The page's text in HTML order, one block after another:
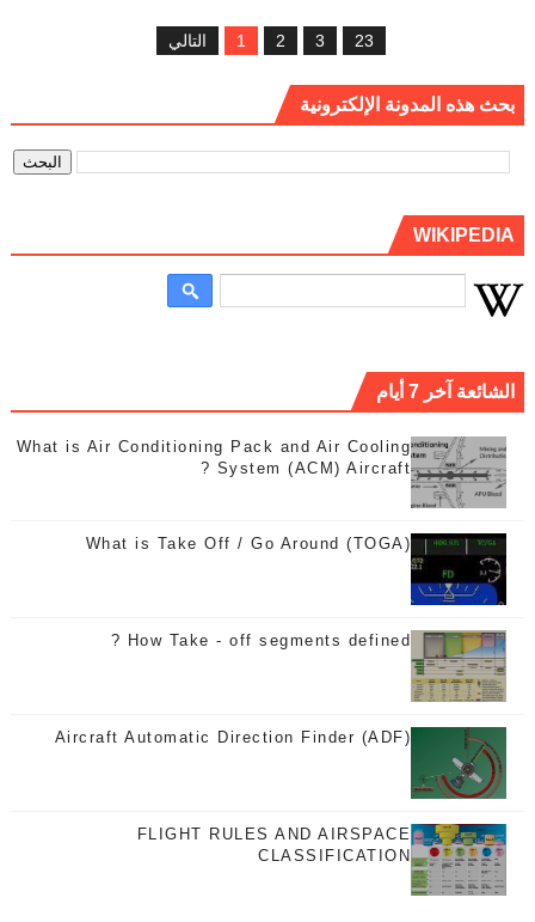
1 2 3 23 التالي
بحث هذه المدونة الإلكترونية
WIKIPEDIA
الشائعة آخر 7 أيام
What is Air Conditioning Pack and Air Cooling
System (ACM) Aircraft ?
What is Take Off / Go Around (TOGA)
How Take - off segments defined ?
Aircraft Automatic Direction Finder (ADF)
FLIGHT RULES AND AIRSPACE
CLASSIFICATION